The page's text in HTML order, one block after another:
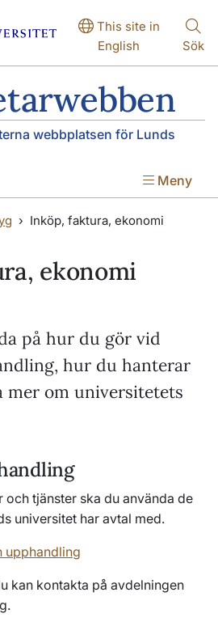
This site in
English
Sök
webbplatsen för Lunds
Meny
Inköp, faktura, ekonomi
ekonomi
på hur du gör vid
hur du hanterar
mer om universitetets
och tjänster ska du använda de
universitet har avtal med.
upphandling
kan kontakta på avdelningen